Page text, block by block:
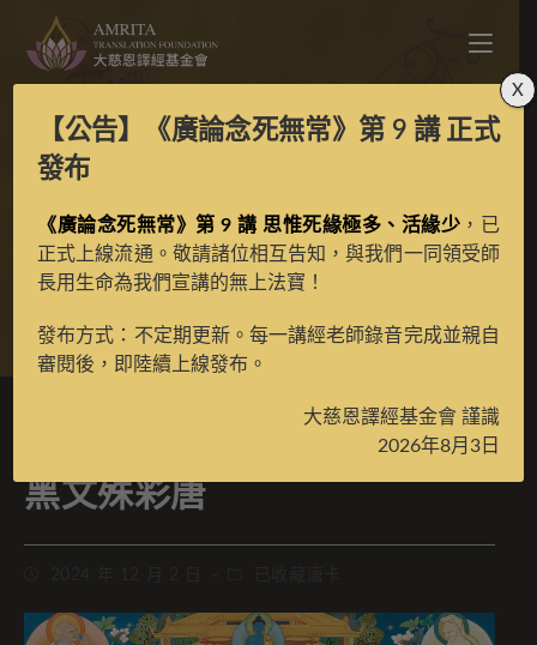
五方文殊暨八十大成就
者之黑文殊彩唐
五方文殊暨八十大成就者之
黑文殊彩唐
【公告】 《廣論念死無常》第 9 講正式
發布
《廣論念死無常》第 9 講 思惟死緣極多、活緣少 ，已
正式上線流通。敬請諸位相互告知，與我們一同領受師
長用生命為我們宣講的無上法寶！
發布方式：不定期更新。每一講經老師錄音完成並親自
審閱後，即陸續上線發布。
大慈恩譯經基金會 謹識
2026年8月3日
X